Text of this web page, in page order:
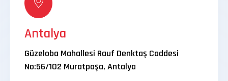
Antalya
Güzeloba Mahallesi Rauf Denktaş Caddesi
No:56/102 Muratpaşa, Antalya